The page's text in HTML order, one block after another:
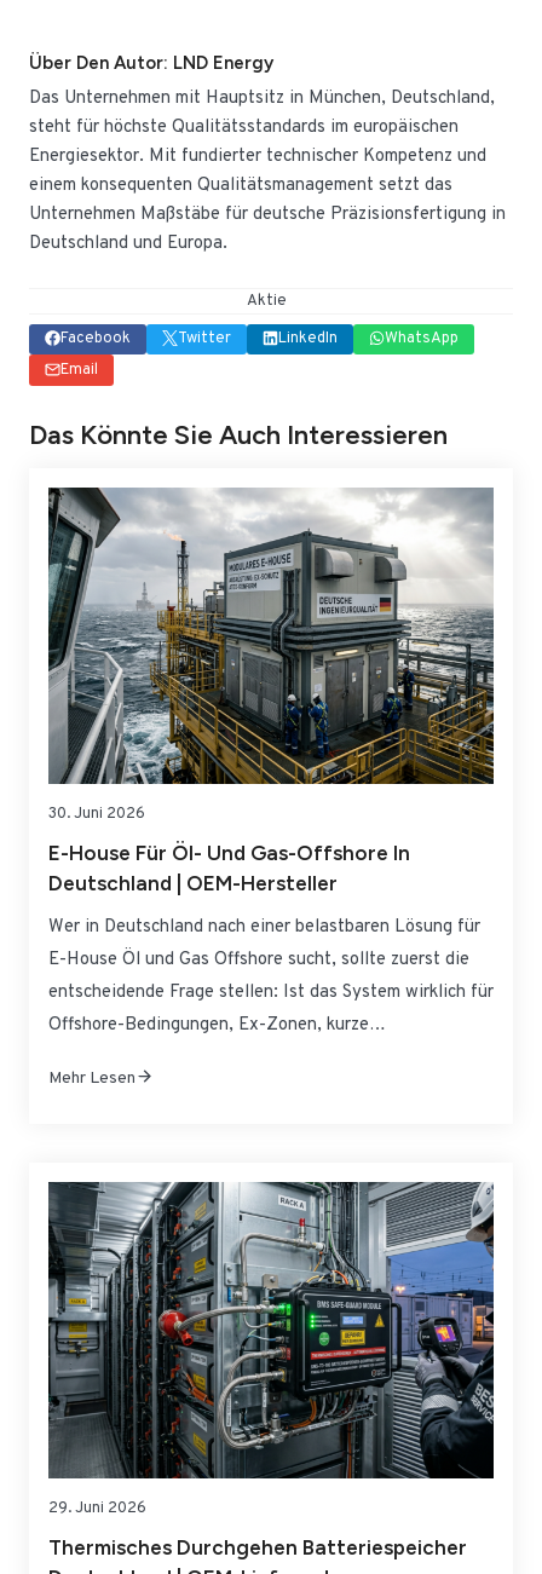
Über Den Autor: LND Energy
Das Unternehmen mit Hauptsitz in München, Deutschland,
steht für höchste Qualitätsstandards im europäischen
Energiesektor. Mit fundierter technischer Kompetenz und
einem konsequenten Qualitätsmanagement setzt das
Unternehmen Maßstäbe für deutsche Präzisionsfertigung in
Deutschland und Europa.
Aktie
Facebook
Twitter LinkedIn
WhatsApp
Email
Das Könnte Sie Auch Interessieren
30. Juni 2026
E-House Für Öl- Und Gas-Offshore In
Deutschland | OEM-Hersteller
Wer in Deutschland nach einer belastbaren Lösung für
E-House Öl und Gas Offshore sucht, sollte zuerst die
entscheidende Frage stellen: Ist das System wirklich für
Offshore-Bedingungen, Ex-Zonen, kurze
ausgelegt? Genau hier trennt sich ein reines
Infrastruktur, Schutzkonzepte, Korrosionsbeständigkeit,
Transportfähigkeit und…
Mehr Lesen
29. Juni 2026
Thermisches Durchgehen Batteriespeicher